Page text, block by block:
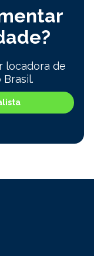
locadora de